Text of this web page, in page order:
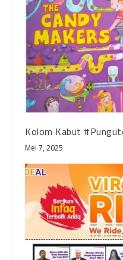
Kolom Kabut
Mei 7, 2025